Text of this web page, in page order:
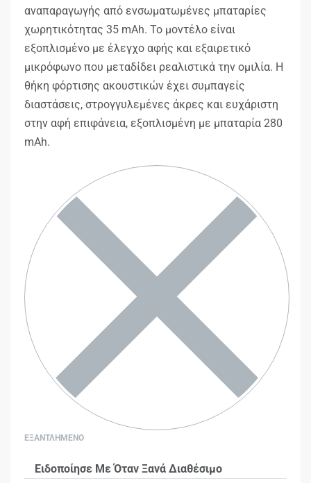
αναπαραγωγής από ενσωματωμένες μπαταρίες
χωρητικότητας 35 mAh. Το μοντέλο είναι
εξοπλισμένο με έλεγχο αφής και εξαιρετικό
μικρόφωνο που μεταδίδει ρεαλιστικά την ομιλία. Η
θήκη φόρτισης ακουστικών έχει συμπαγείς
διαστάσεις, στρογγυλεμένες άκρες και ευχάριστη
στην αφή επιφάνεια, εξοπλισμένη με μπαταρία 280
mAh.
ΕΞΑΝΤΛΗΜΕΝΟ
Ειδοποίησε Με Όταν Ξανά Διαθέσιμο